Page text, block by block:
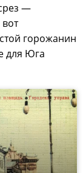
—
горожанин
для Юга